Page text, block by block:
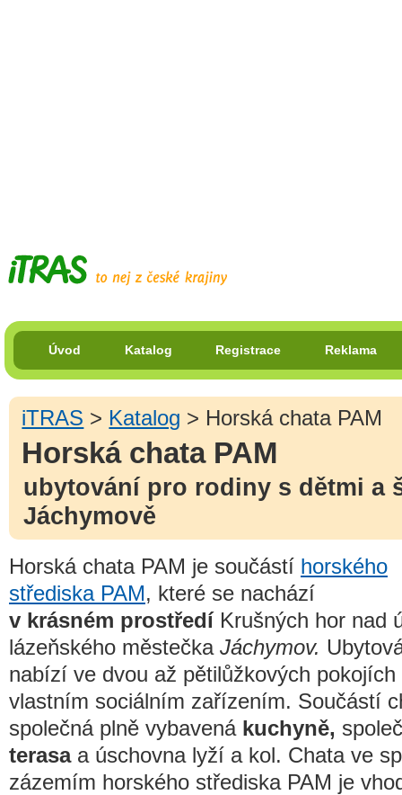
Úvod Katalog Registrace Reklama
iTRAS > Katalog > Horská chata PAM
Horská chata PAM
ubytování pro rodiny s dětmi a
Jáchymově
Horská chata PAM je součástí horského
střediska PAM, které se nachází
v krásném prostředíKrušných hor nad
lázeňského městečka Jáchymov.
nabízí ve dvou až pětilůžkových pokojích
vlastním sociálním zařízením. Součástí
společná plně vybavená kuchyně,
terasaa úschovna lyží a kol. Chata ve
zázemím horského střediska PAM je